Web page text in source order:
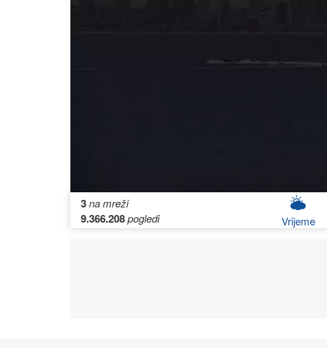
3na mreži
9.366.208pogledi Vrijeme